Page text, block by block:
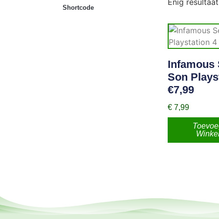
Shortcode
Enig resultaat
Infamous
Son
€7,99
€ 7,99